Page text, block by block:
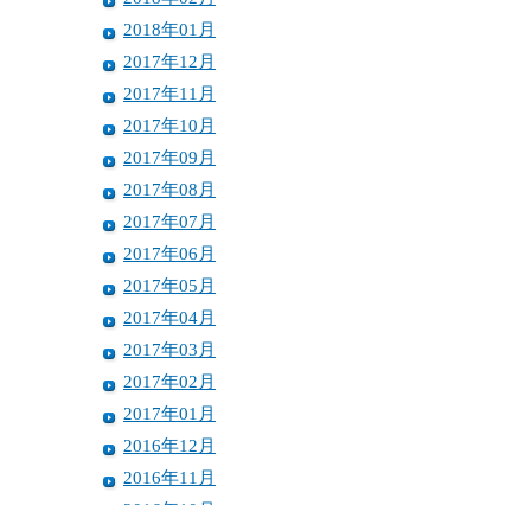
2018年01月
2017年12月
2017年11月
2017年10月
2017年09月
2017年08月
2017年07月
2017年06月
2017年05月
2017年04月
2017年03月
2017年02月
2017年01月
2016年12月
2016年11月